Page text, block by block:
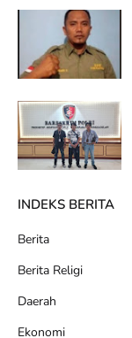
INDEKS BERITA
Berita
Berita Religi
Daerah
Ekonomi